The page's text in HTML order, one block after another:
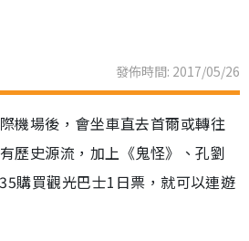
發佈時間: 2017/05/26
機場後，會坐車直去首爾或轉往
歷史源流，加上《鬼怪》、孔劉
購買觀光巴士1日票，就可以連遊